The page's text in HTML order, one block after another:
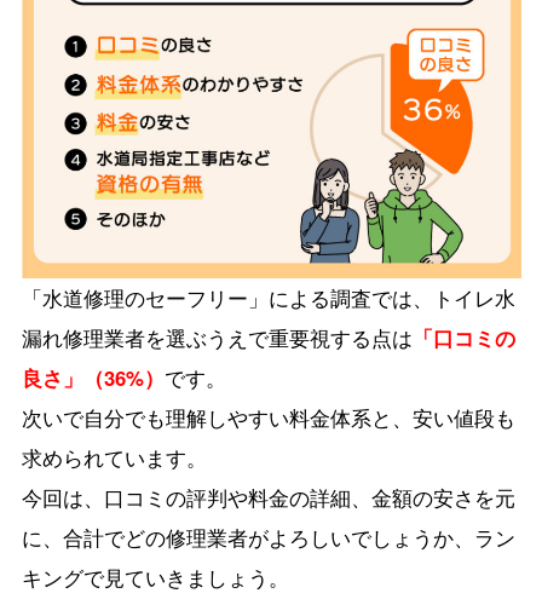
「水道修理のセーフリー」による調査では、トイレ水
漏れ修理業者を選ぶうえで重要視する点は 「口コミの
良さ」（36%） です。
次いで自分でも理解しやすい料金体系と、安い値段も
求められています。
今回は、口コミの評判や料金の詳細、金額の安さを元
に、合計でどの修理業者がよろしいでしょうか、ラン
キングで見ていきましょう。